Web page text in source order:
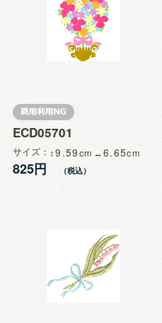
ECD05701
サイズ 9.59 6.65
825円